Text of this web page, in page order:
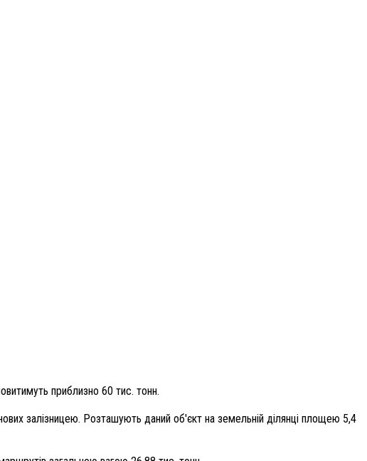
приблизно 60 тис. тонн.
залізницею. Розташують даний об'єкт на земельній ділянці площею 5,4